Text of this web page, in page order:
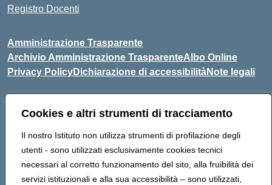
Cookies e altri strumenti di tracciamento
Il nostro Istituto non utilizza strumenti di profilazione degli
utenti - sono utilizzati esclusivamente cookies tecnici
necessari al corretto funzionamento del sito, alla fruibilità dei
servizi istituzionali e alla sua accessibilità – sono utilizzati,
Registro Docenti
Amministrazione Trasparente
Archivio Amministrazione TrasparenteAlbo Online
Privacy PolicyDichiarazione di accessibilitàNote legali
Istituto Comprensivo Statale
8° G. FALCONE – R. SCAUDA"
Via Cupa Campanariello, 5 - 80059, Torre del Greco (NA)
95170530638